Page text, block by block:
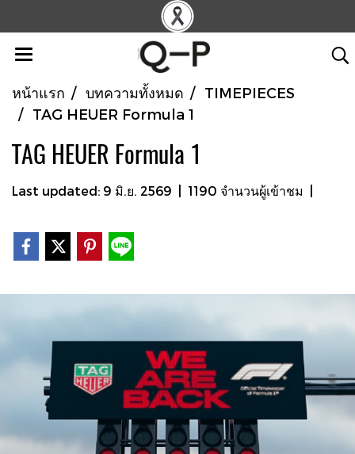
หน้าแรก บทความทั้งหมด
TIMEPIECES
TAG HEUER Formula 1
TAG HEUER Formula 1
Last updated: 9 มิ.ย. 2569 1190 จำนวนผู้เข้าชม